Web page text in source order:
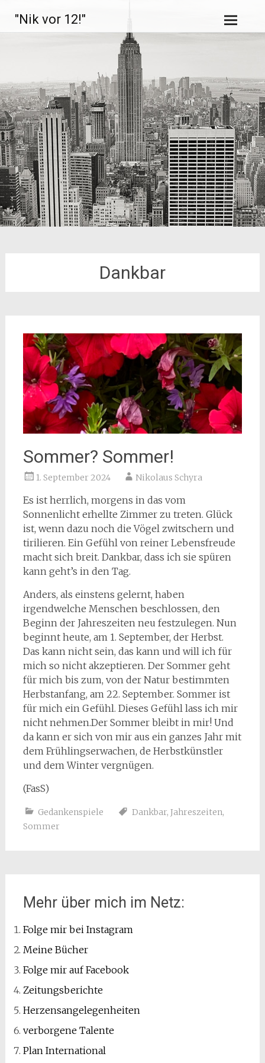
Inhalt
springen
"Nik vor 12!"
Dankbar
Sommer? Sommer!
1. September 2024 Nikolaus Schyra
Es ist herrlich, morgens in das vom
Sonnenlicht erhellte Zimmer zu treten. Glück
ist, wenn dazu noch die Vögel zwitschern und
tirilieren. Ein Gefühl von reiner Lebensfreude
macht sich breit. Dankbar, dass ich sie spüren
kann geht’s in den Tag.
Anders, als einstens gelernt, haben
irgendwelche Menschen beschlossen, den
Beginn der Jahreszeiten neu festzulegen. Nun
beginnt heute, am 1. September, der Herbst.
Das kann nicht sein, das kann und will ich für
mich so nicht akzeptieren. Der Sommer geht
für mich bis zum, von der Natur bestimmten
Herbstanfang, am 22. September. Sommer ist
für mich ein Gefühl. Dieses Gefühl lass ich mir
nicht nehmen.Der Sommer bleibt in mir! Und
da kann er sich von mir aus ein ganzes Jahr mit
dem Frühlingserwachen, de Herbstkünstler
und dem Winter vergnügen.
(FasS)
Gedankenspiele Dankbar, Jahreszeiten,
Sommer
Mehr über mich im Netz:
Folge mir bei Instagram
Meine Bücher
Folge mir auf Facebook
Zeitungsberichte
Herzensangelegenheiten
verborgene Talente
Plan International